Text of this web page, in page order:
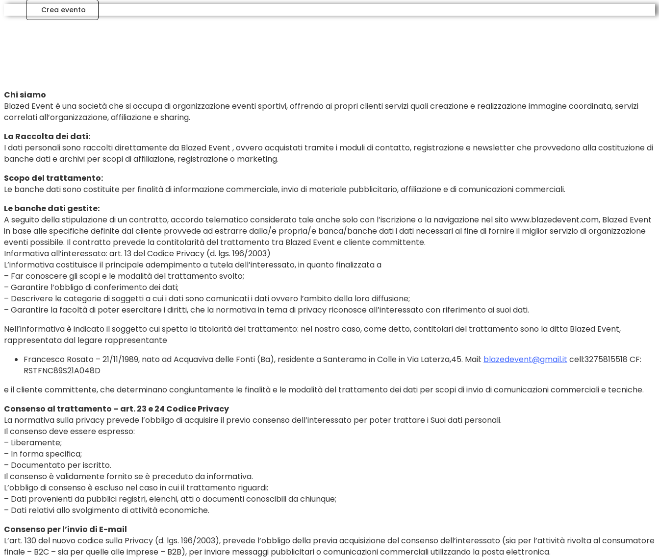
Crea evento
Chi siamo
Blazed Event è una società che si occupa di organizzazione eventi sportivi, offrendo ai propri clienti servizi quali creazione e realizzazione immagine coordinata, servizi
correlati all’organizzazione, affiliazione e sharing.
La Raccolta dei dati:
I dati personali sono raccolti direttamente da Blazed Event , ovvero acquistati tramite i moduli di contatto, registrazione e newsletter che provvedono alla costituzione di
banche dati e archivi per scopi di affiliazione, registrazione o marketing.
Scopo del trattamento:
Le banche dati sono costituite per finalità di informazione commerciale, invio di materiale pubblicitario, affiliazione e di comunicazioni commerciali.
Le banche dati gestite:
A seguito della stipulazione di un contratto, accordo telematico considerato tale anche solo con l’iscrizione o la navigazione nel sito www.blazedevent.com, Blazed Event
in base alle specifiche definite dal cliente provvede ad estrarre dalla/e propria/e banca/banche dati i dati necessari al fine di fornire il miglior servizio di organizzazione
eventi possibile. Il contratto prevede la contitolarità del trattamento tra Blazed Event e cliente committente.
Informativa all’interessato: art. 13 del Codice Privacy (d. lgs. 196/2003)
L’informativa costituisce il principale adempimento a tutela dell’interessato, in quanto finalizzata a
– Far conoscere gli scopi e le modalità del trattamento svolto;
– Garantire l’obbligo di conferimento dei dati;
– Descrivere le categorie di soggetti a cui i dati sono comunicati i dati ovvero l’ambito della loro diffusione;
– Garantire la facoltà di poter esercitare i diritti, che la normativa in tema di privacy riconosce all’interessato con riferimento ai suoi dati.
Nell’informativa è indicato il soggetto cui spetta la titolarità del trattamento: nel nostro caso, come detto, contitolari del trattamento sono la ditta Blazed Event,
rappresentata dal legare rappresentante
Francesco Rosato – 21/11/1989, nato ad Acquaviva delle Fonti (Ba), residente a Santeramo in Colle in Via Laterza,45. Mail: blazedevent@gmail.it cell:3275815518 CF:
RSTFNC89S21A048D
e il cliente committente, che determinano congiuntamente le finalità e le modalità del trattamento dei dati per scopi di invio di comunicazioni commerciali e tecniche.
Consenso al trattamento – art. 23 e 24 Codice Privacy
La normativa sulla privacy prevede l’obbligo di acquisire il previo consenso dell’interessato per poter trattare i Suoi dati personali.
Il consenso deve essere espresso:
– Liberamente;
– In forma specifica;
– Documentato per iscritto.
Il consenso è validamente fornito se è preceduto da informativa.
L’obbligo di consenso è escluso nel caso in cui il trattamento riguardi:
– Dati provenienti da pubblici registri, elenchi, atti o documenti conoscibili da chiunque;
– Dati relativi allo svolgimento di attività economiche.
Consenso per l’invio di E-mail
L’art. 130 del nuovo codice sulla Privacy (d. lgs. 196/2003), prevede l’obbligo della previa acquisizione del consenso dell’interessato (sia per l’attività rivolta al consumatore
finale – B2C – sia per quelle alle imprese – B2B), per inviare messaggi pubblicitari o comunicazioni commerciali utilizzando la posta elettronica.